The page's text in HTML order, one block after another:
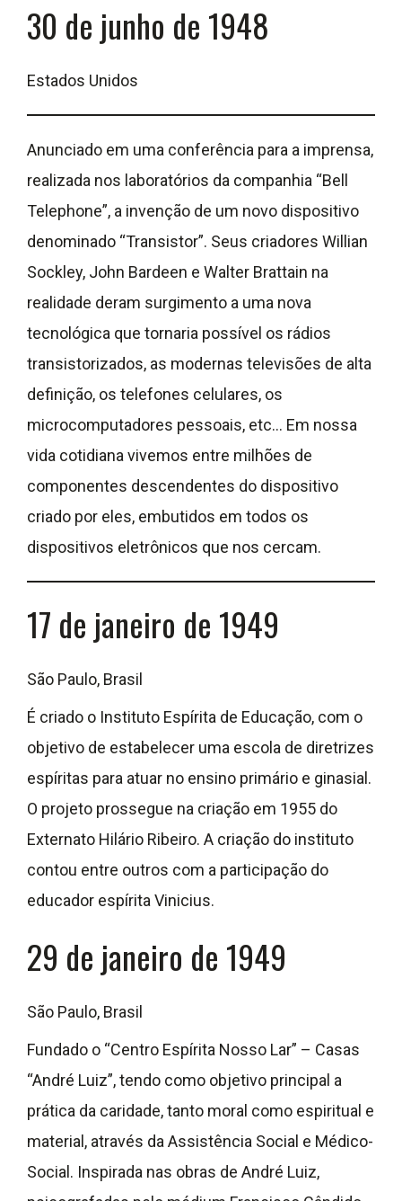
30 de junho de 1948
Estados Unidos
Anunciado em uma conferência para a imprensa,
realizada nos laboratórios da companhia “Bell
Telephone”, a invenção de um novo dispositivo
denominado “Transistor”. Seus criadores Willian
Sockley, John Bardeen e Walter Brattain na
realidade deram surgimento a uma nova
tecnológica que tornaria possível os rádios
transistorizados, as modernas televisões de alta
definição, os telefones celulares, os
microcomputadores pessoais, etc… Em nossa
vida cotidiana vivemos entre milhões de
componentes descendentes do dispositivo
criado por eles, embutidos em todos os
dispositivos eletrônicos que nos cercam.
17 de janeiro de 1949
São Paulo, Brasil
É criado o Instituto Espírita de Educação, com o
objetivo de estabelecer uma escola de diretrizes
espíritas para atuar no ensino primário e ginasial.
O projeto prossegue na criação em 1955 do
Externato Hilário Ribeiro. A criação do instituto
contou entre outros com a participação do
educador espírita Vinicius.
29 de janeiro de 1949
São Paulo, Brasil
Fundado o “Centro Espírita Nosso Lar” – Casas
“André Luiz”, tendo como objetivo principal a
prática da caridade, tanto moral como espiritual e
material, através da Assistência Social e Médico-
Social. Inspirada nas obras de André Luiz,